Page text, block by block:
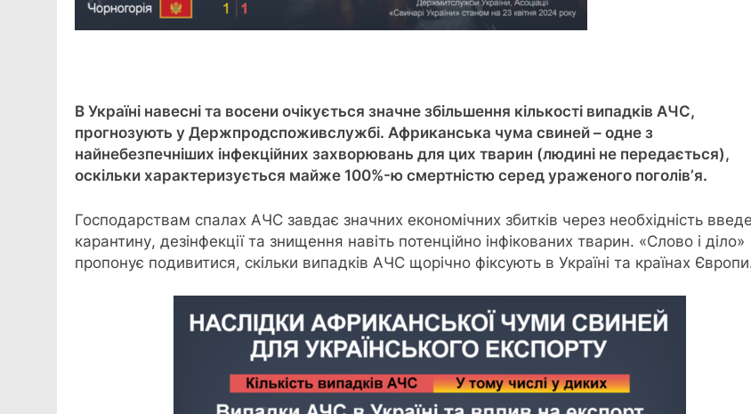
В Україні навесні та восени очікується значне збільшення кількості випадків АЧС,
прогнозують у Держпродспоживслужбі. Африканська чума свиней – одне з
найнебезпечніших інфекційних захворювань для цих тварин (людині не передається),
оскільки характеризується майже 100%-ю смертністю серед ураженого поголів’я.
Господарствам спалах АЧС завдає значних економічних збитків через необхідність
карантину, дезінфекції та знищення навіть потенційно інфікованих тварин. «Слово і діло»
пропонує подивитися, скільки випадків АЧС щорічно фіксують в Україні та країнах